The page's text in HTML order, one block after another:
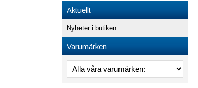
Aktuellt
Nyheter i butiken
Varumärken